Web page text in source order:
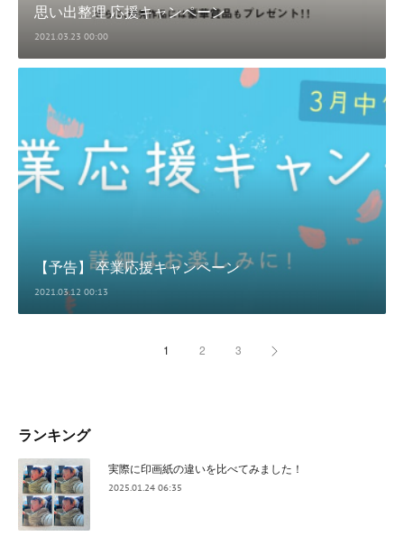
思い出整理 応援キャンペーン
2021.03.23 00:00
【予告】 卒業応援キャンペーン
2021.03.12 00:13
1 2 3
ランキング
実際に印画紙の違いを比べてみました！
2025.01.24 06:35